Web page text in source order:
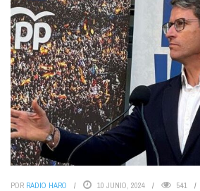
POR RADIO HARO 10 JUNIO, 2024 541